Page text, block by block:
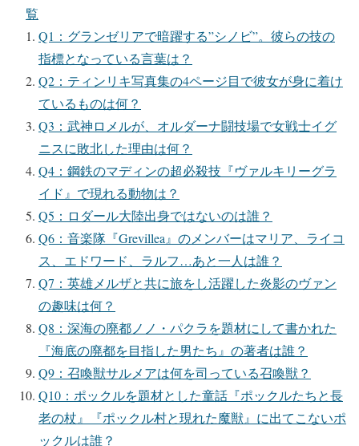
覧
Q1：グランゼリアで暗躍する”シノビ”。彼らの技の
指標となっている言葉は？
Q2：ティンリキ写真集の4ページ目で彼女が身に着け
ているものは何？
Q3：武神ロメルが、オルダーナ闘技場で女戦士イグ
ニスに敗北した理由は何？
Q4：鋼鉄のマディンの超必殺技『ヴァルキリーグラ
イド』で現れる動物は？
Q5：ロダール大陸出身ではないのは誰？
Q6：音楽隊『Grevillea』のメンバーはマリア、ライコ
ス、エドワード、ラルフ…あと一人は誰？
Q7：英雄メルザと共に旅をし活躍した炎影のヴァン
の趣味は何？
Q8：深海の廃都ノノ・パクラを題材にして書かれた
『海底の廃都を目指した男たち』の著者は誰？
Q9：召喚獣サルメアは何を司っている召喚獣？
Q10：ポックルを題材とした童話『ポックルたちと長
老の杖』『ポックル村と現れた魔獣』に出てこないポ
ックルは誰？